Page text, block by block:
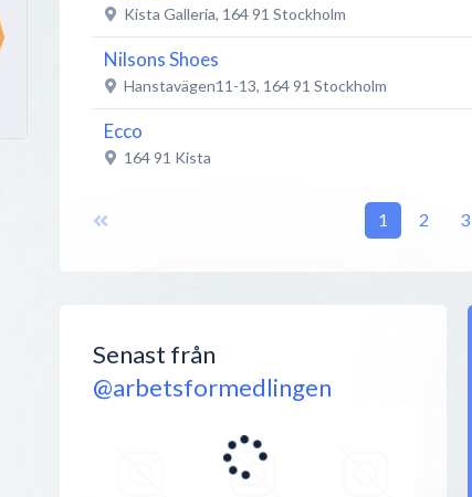
Kista Galleria, 164 91 Stockholm
Nilsons Shoes
Hanstavägen11-13, 164 91 Stockholm
Ecco
164 91 Kista
New Yorker
1 2 3
Senast från
@arbetsformedlingen